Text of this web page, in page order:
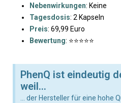
Nebenwirkungen: Keine
Tagesdosis: 2 Kapseln
Preis: 69,99 Euro
Bewertung: ⭐⭐⭐⭐⭐
PhenQ ist eindeutig
weil...
... der Hersteller für eine hohe